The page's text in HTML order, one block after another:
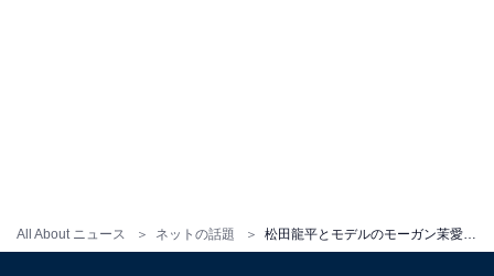
All About ニュース ネットの話題